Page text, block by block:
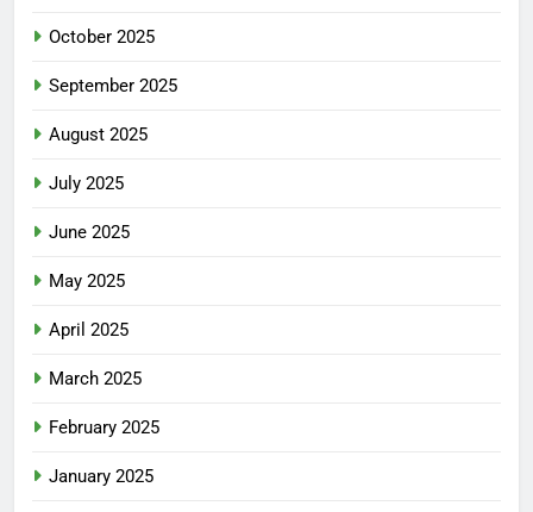
October 2025
September 2025
August 2025
July 2025
June 2025
May 2025
April 2025
March 2025
February 2025
January 2025